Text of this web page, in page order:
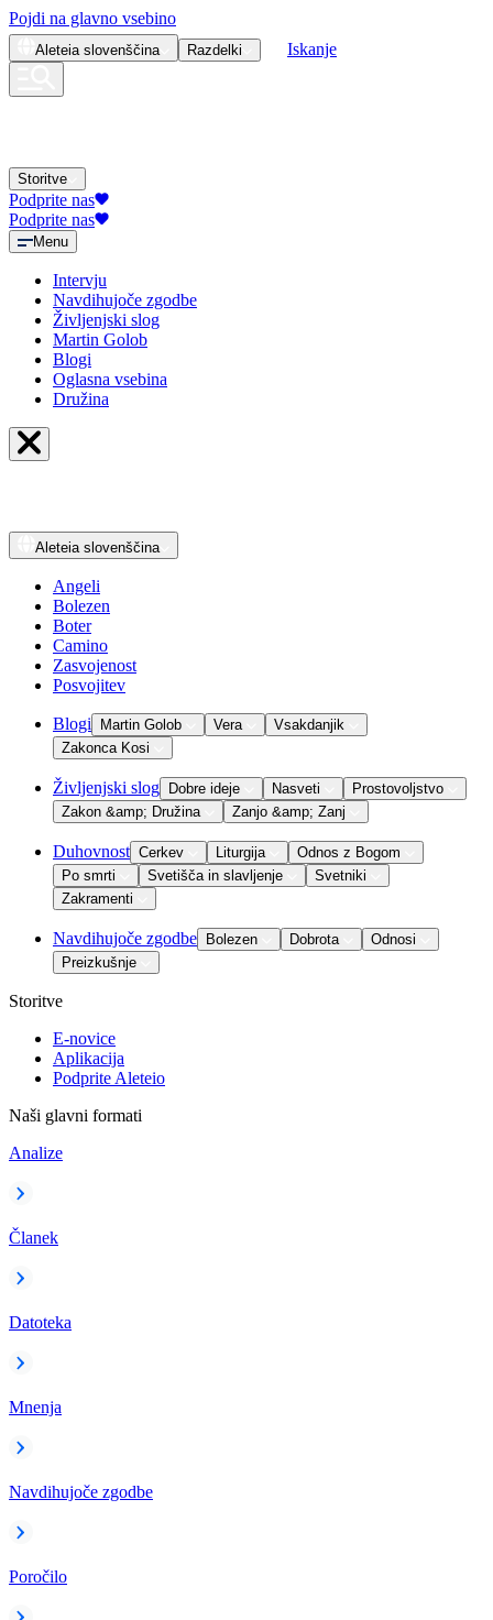
Pojdi na glavno vsebino
Aleteia slovenščina Razdelki Iskanje
Storitve
Podprite nas
Podprite nas
Menu
Intervju
Navdihujoče zgodbe
Življenjski slog
Martin Golob
Blogi
Oglasna vsebina
Družina
Aleteia slovenščina
Angeli
Bolezen
Boter
Camino
Zasvojenost
Posvojitev
Blogi Martin Golob Vera
Vsakdanjik
Zakonca Kosi
Življenjski slog Dobre ideje Nasveti
Prostovoljstvo
Zakon &amp; Družina
Zanjo &amp; Zanj
Duhovnost Cerkev Liturgija
Odnos z Bogom
Po smrti
Svetišča in slavljenje
Svetniki
Zakramenti
Navdihujoče zgodbe Bolezen Dobrota
Odnosi
Preizkušnje
Storitve
E-novice
Aplikacija
Podprite Aleteio
Naši glavni formati
Analize
Članek
Datoteka
Mnenja
Navdihujoče zgodbe
Poročilo